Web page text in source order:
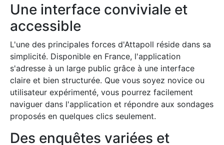
Une interface conviviale et
accessible
L'une des principales forces d'Attapoll réside dans sa
simplicité. Disponible en France, l'application
s'adresse à un large public grâce à une interface
claire et bien structurée. Que vous soyez novice ou
utilisateur expérimenté, vous pourrez facilement
naviguer dans l'application et répondre aux sondages
proposés en quelques clics seulement.
Des enquêtes variées et